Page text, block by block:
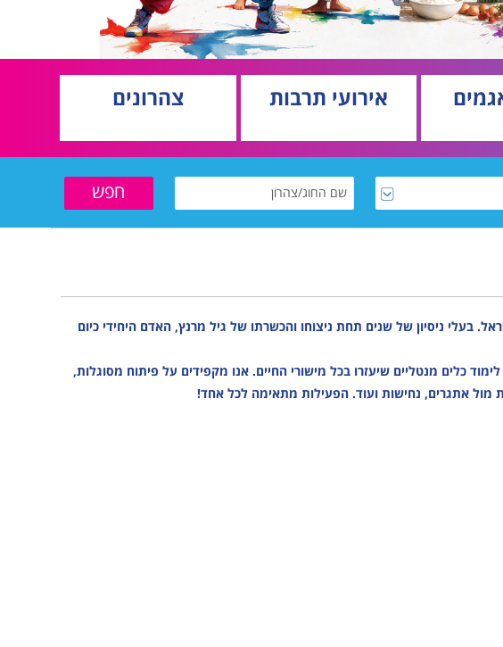
אירועי תרבות צהרונים
בעלי ניסיון של שנים תחת ניצוחו והכשרתו של גיל מרנץ, האדם היחידי כיום
כלים מנטליים שיעזרו בכל מישורי החיים. אנו מקפידים על פיתוח מסוגלות,
אתגרים, נחישות ועוד. הפעילות מתאימה לכל אחד!